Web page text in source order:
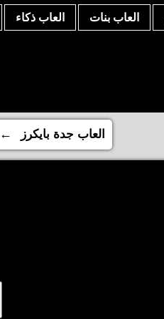
العاب بنات العاب ذكاء
العاب جدة بايكرز ←